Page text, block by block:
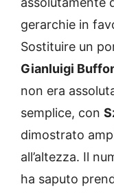
gerarchie in
Sostituire un
Gianluigi
non era
semplice, con
dimostrato
all’altezza. Il
ha saputo